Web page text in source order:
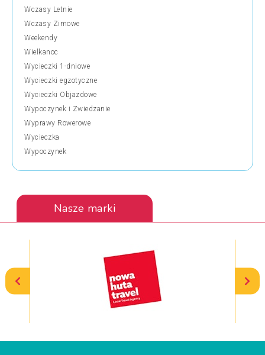
Wczasy Letnie
Wczasy Zimowe
Weekendy
Wielkanoc
Wycieczki 1-dniowe
Wycieczki egzotyczne
Wycieczki Objazdowe
Wypoczynek i Zwiedzanie
Wyprawy Rowerowe
Wycieczka
Wypoczynek
Nasze marki